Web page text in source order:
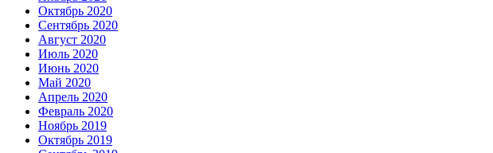
Октябрь 2020
Сентябрь 2020
Август 2020
Июль 2020
Июнь 2020
Май 2020
Апрель 2020
Февраль 2020
Ноябрь 2019
Октябрь 2019